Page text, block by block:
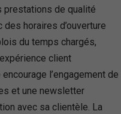
prestations de qualité
horaires d’ouverture
du temps chargés,
client
l’engagement de
et une newsletter
avec sa clientèle. La